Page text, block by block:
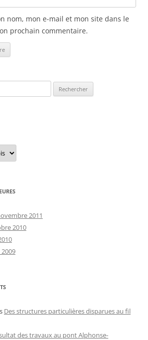
nom, mon e-mail et mon site dans le
prochain commentaire.
2011
2010
Des structures particulières disparues au fil
des travaux au pont Alphonse-